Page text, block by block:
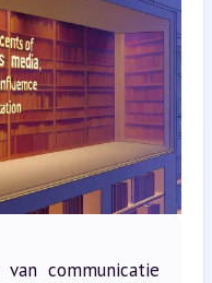
communicatie